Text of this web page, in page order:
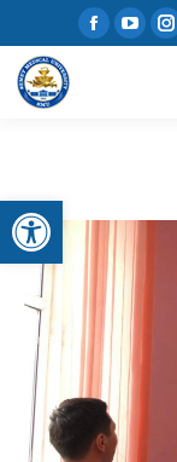
Открыть панель